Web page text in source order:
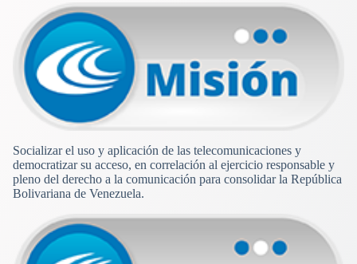
Socializar el uso y aplicación de las telecomunicaciones y
democratizar su acceso, en correlación al ejercicio responsable y
pleno del derecho a la comunicación para consolidar la República
Bolivariana de Venezuela.